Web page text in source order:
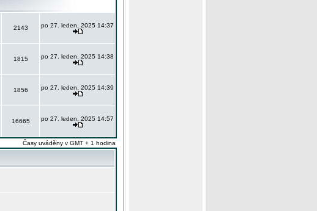
2143 po 27. leden, 2025 14:37
1815 po 27. leden, 2025 14:38
1856 po 27. leden, 2025 14:39
16665 po 27. leden, 2025 14:57
Časy uváděny v GMT + 1 hodina